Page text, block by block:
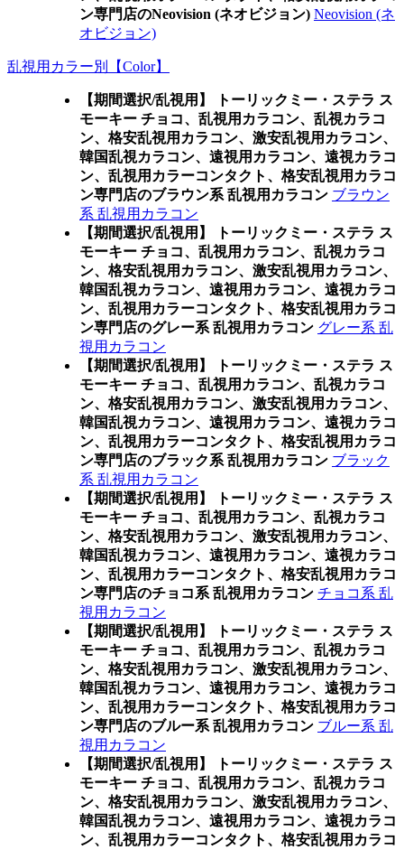
ン専門店のNeovision (ネオビジョン) Neovision (ネ
オビジョン)
乱視用カラー別【Color】
【期間選択/乱視用】 トーリックミー・ステラ ス
モーキー チョコ、乱視用カラコン、乱視カラコ
ン、格安乱視用カラコン、激安乱視用カラコン、
韓国乱視カラコン、遠視用カラコン、遠視カラコ
ン、乱視用カラーコンタクト、格安乱視用カラコ
ン専門店のブラウン系 乱視用カラコン ブラウン
系 乱視用カラコン
【期間選択/乱視用】 トーリックミー・ステラ ス
モーキー チョコ、乱視用カラコン、乱視カラコ
ン、格安乱視用カラコン、激安乱視用カラコン、
韓国乱視カラコン、遠視用カラコン、遠視カラコ
ン、乱視用カラーコンタクト、格安乱視用カラコ
ン専門店のグレー系 乱視用カラコン グレー系 乱
視用カラコン
【期間選択/乱視用】 トーリックミー・ステラ ス
モーキー チョコ、乱視用カラコン、乱視カラコ
ン、格安乱視用カラコン、激安乱視用カラコン、
韓国乱視カラコン、遠視用カラコン、遠視カラコ
ン、乱視用カラーコンタクト、格安乱視用カラコ
ン専門店のブラック系 乱視用カラコン ブラック
系 乱視用カラコン
【期間選択/乱視用】 トーリックミー・ステラ ス
モーキー チョコ、乱視用カラコン、乱視カラコ
ン、格安乱視用カラコン、激安乱視用カラコン、
韓国乱視カラコン、遠視用カラコン、遠視カラコ
ン、乱視用カラーコンタクト、格安乱視用カラコ
ン専門店のチョコ系 乱視用カラコン チョコ系 乱
視用カラコン
【期間選択/乱視用】 トーリックミー・ステラ ス
モーキー チョコ、乱視用カラコン、乱視カラコ
ン、格安乱視用カラコン、激安乱視用カラコン、
韓国乱視カラコン、遠視用カラコン、遠視カラコ
ン、乱視用カラーコンタクト、格安乱視用カラコ
ン専門店のブルー系 乱視用カラコン ブルー系 乱
視用カラコン
【期間選択/乱視用】 トーリックミー・ステラ ス
モーキー チョコ、乱視用カラコン、乱視カラコ
ン、格安乱視用カラコン、激安乱視用カラコン、
韓国乱視カラコン、遠視用カラコン、遠視カラコ
ン、乱視用カラーコンタクト、格安乱視用カラコ